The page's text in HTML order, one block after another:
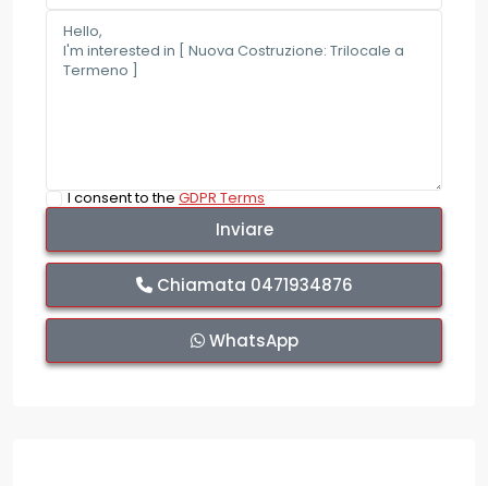
I consent to theGDPR Terms
Chiamata 0471934876
WhatsApp